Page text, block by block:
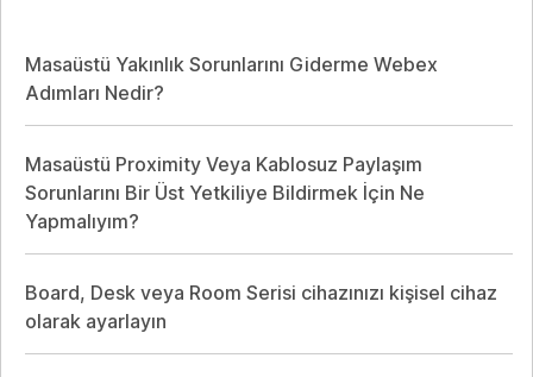
Masaüstü Yakınlık Sorunlarını Giderme Webex
Adımları Nedir?
Masaüstü Proximity Veya Kablosuz Paylaşım
Sorunlarını Bir Üst Yetkiliye Bildirmek İçin Ne
Yapmalıyım?
Board, Desk veya Room Serisi cihazınızı kişisel cihaz
olarak ayarlayın